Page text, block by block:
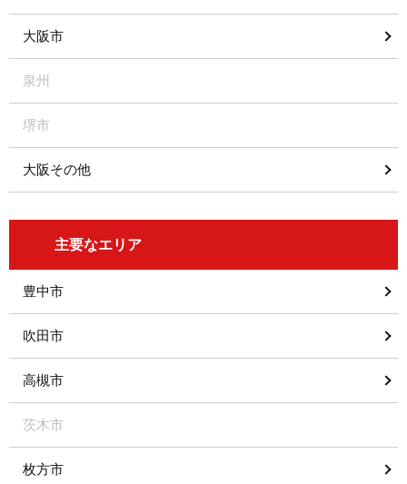
大阪市
泉州
堺市
大阪その他
主要なエリア
豊中市
吹田市
高槻市
茨木市
枚方市